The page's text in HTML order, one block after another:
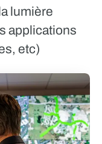
lumière
applications
etc)